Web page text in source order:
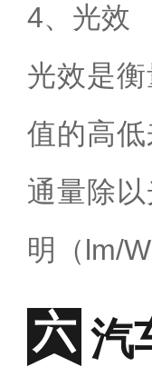
4、光效
光效是
值的高
通量除
明（lm/W
汽